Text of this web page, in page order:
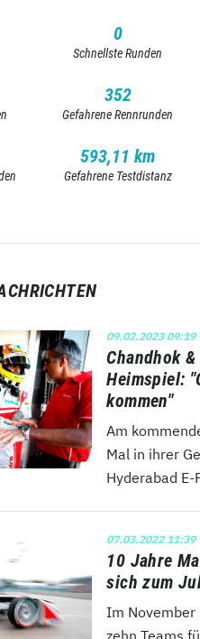
0
Schnellste Runden
352
Gefahrene Rennrunden
593,11 km
Gefahrene Testdistanz
09.02.2023 09:19
Chandhok
Heimspiel:
kommen"
Am
Mal in ihrer
Hyderabad
07.03.2022 11:39
10 Jahre
sich zum
Im November
zehn Teams